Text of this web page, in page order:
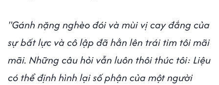
"Gánh nặng nghèo đói và mùi vị cay đắng của
sự bất lực và cô lập đã hằn lên trái tim tôi mãi
mãi. Những câu hỏi vẫn luôn thôi thúc tôi: Liệu
có thể định hình lại số phận của một người